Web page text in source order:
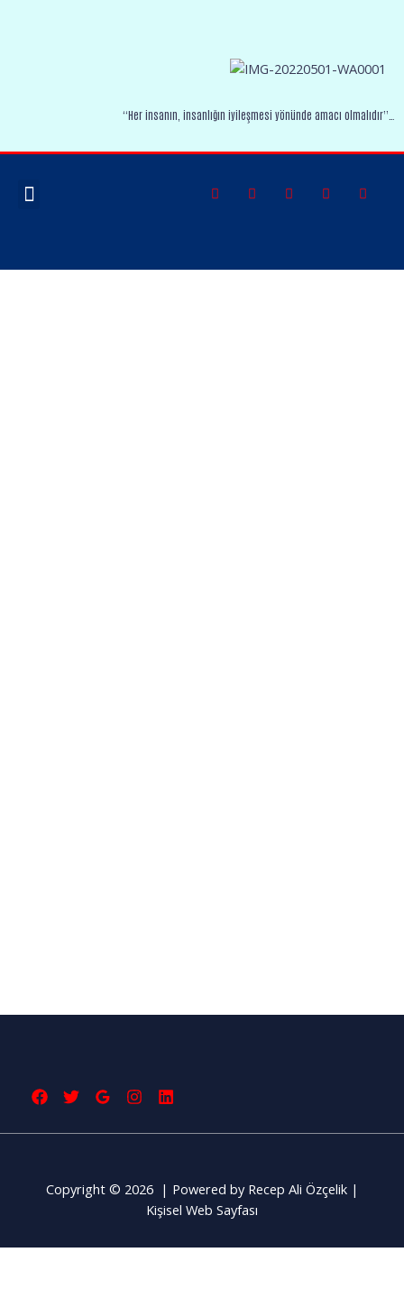
“Her insanın, insanlığın iyileşmesi yönünde amacı olmalıdır”…
Copyright © 2026 | Powered by Recep Ali Özçelik |
Kişisel Web Sayfası